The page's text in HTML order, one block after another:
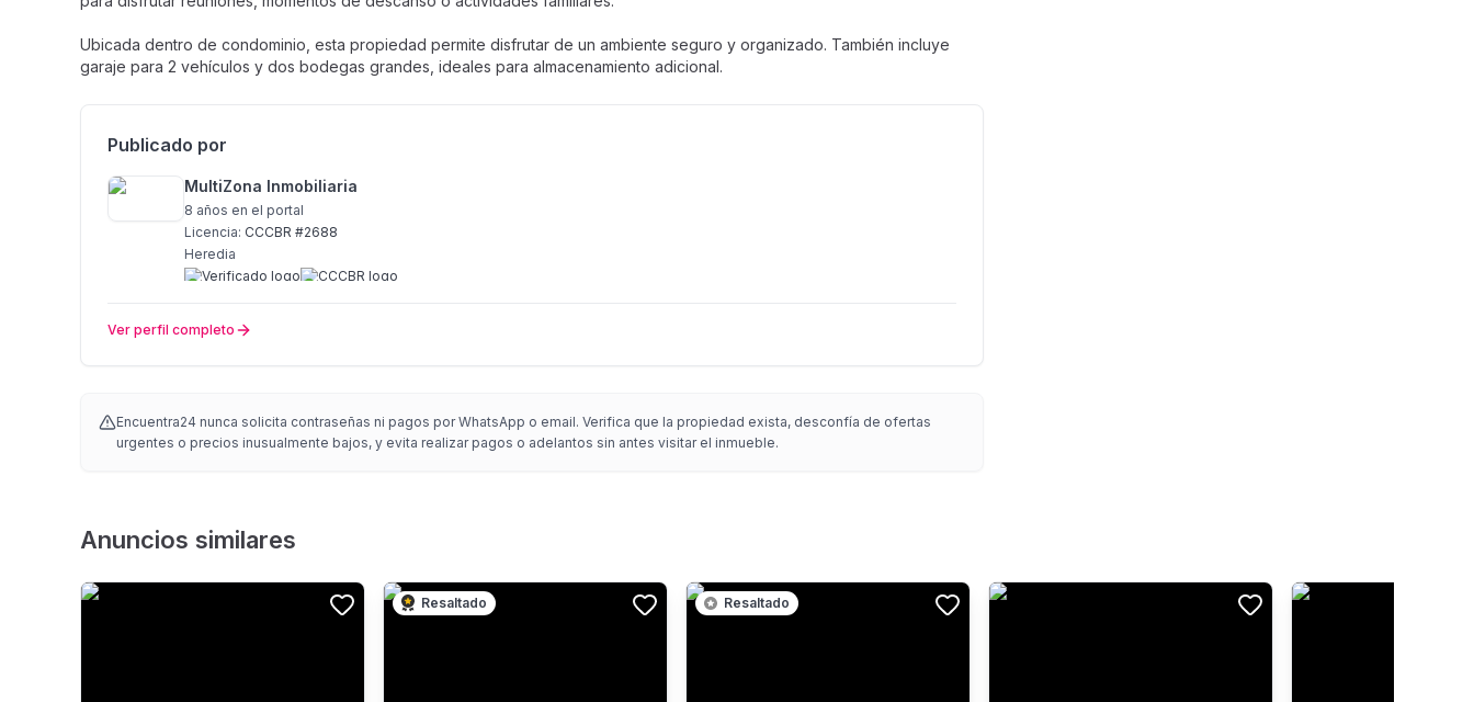
Ubicada dentro de condominio, esta propiedad permite disfrutar de un ambiente seguro y organizado. También incluye
garaje para 2 vehículos y dos bodegas grandes, ideales para almacenamiento adicional.
Publicado por
MultiZona Inmobiliaria
8 años en el portal
Licencia: CCCBR #2688
Heredia
Ver perfil completo
Encuentra24 nunca solicita contraseñas ni pagos por WhatsApp o email. Verifica que la propiedad exista, desconfía de ofertas
urgentes o precios inusualmente bajos, y evita realizar pagos o adelantos sin antes visitar el inmueble.
Anuncios similares
Resaltado Resaltado